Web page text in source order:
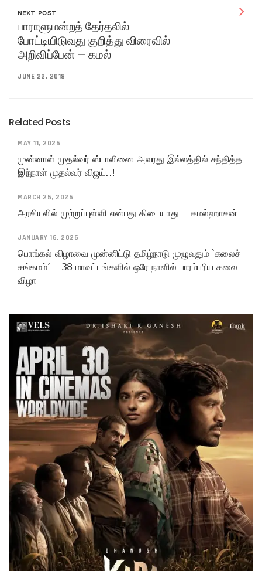
NEXT POST
பாராளுமன்றத் தேர்தலில்
போட்டியிடுவது குறித்து விரைவில்
அறிவிப்பேன் – கமல்
JUNE 22, 2018
Related Posts
MAY 11, 2026
முன்னாள் முதல்வர் ஸ்டாலினை அவரது இல்லத்தில் சந்தித்த
இந்நாள் முதல்வர் விஜய்..!
MARCH 25, 2026
அரசியலில் முற்றுப்புள்ளி என்பது கிடையாது – கமல்ஹாசன்
JANUARY 16, 2026
பொங்கல் விழாவை முன்னிட்டு தமிழ்நாடு முழுவதும் ‘கலைச்
சங்கமம்’ – 38 மாவட்டங்களில் ஒரே நாளில் பாரம்பரிய கலை
விழா